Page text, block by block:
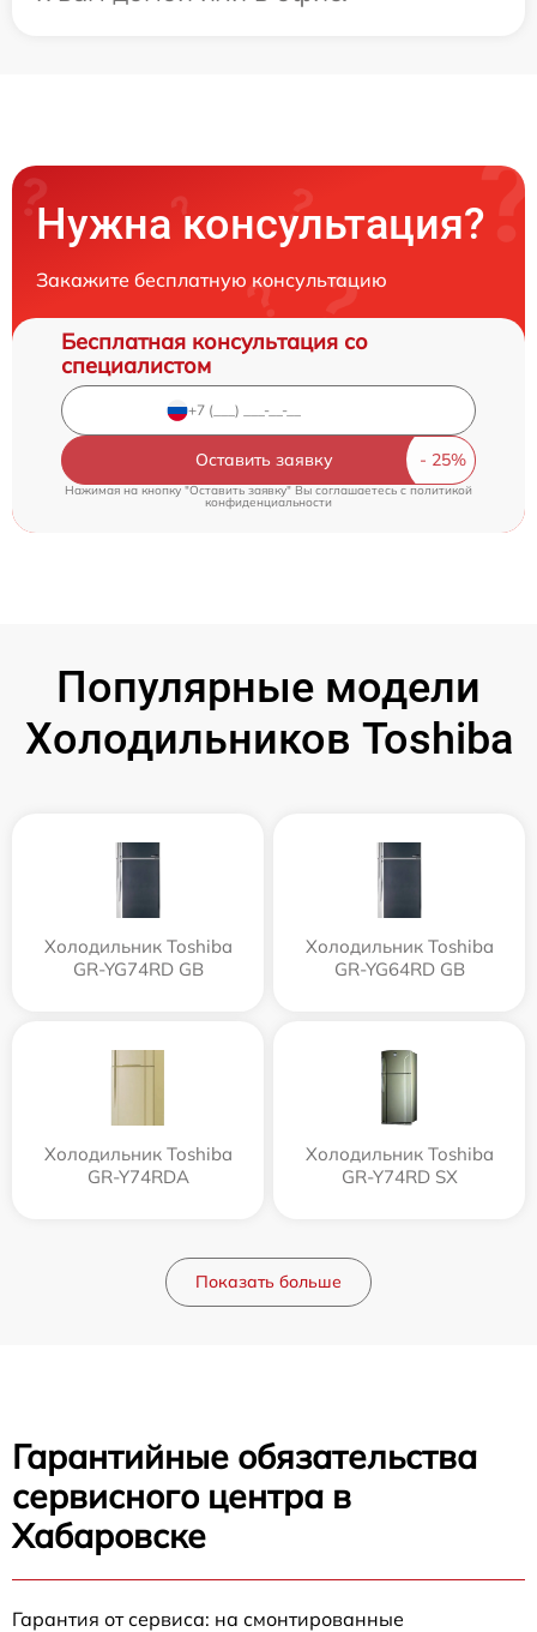
Нужна консультация?
Закажите бесплатную консультацию
Бесплатная консультация со
специалистом
Оставить заявку
Нажимая на кнопку "Оставить заявку" Вы соглашаетесь cполитикой
конфиденциальности
Популярные модели
Холодильников Toshiba
Холодильник Toshiba
GR-YG74RD GB
Холодильник Toshiba
GR-YG64RD GB
Холодильник Toshiba
GR-Y74RDA
Холодильник Toshiba
GR-Y74RD SX
Показать больше
Гарантийные обязательства
сервисного центра в
Хабаровске
Гарантия от сервиса: на смонтированные